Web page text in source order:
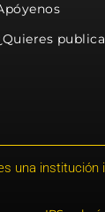
una institución